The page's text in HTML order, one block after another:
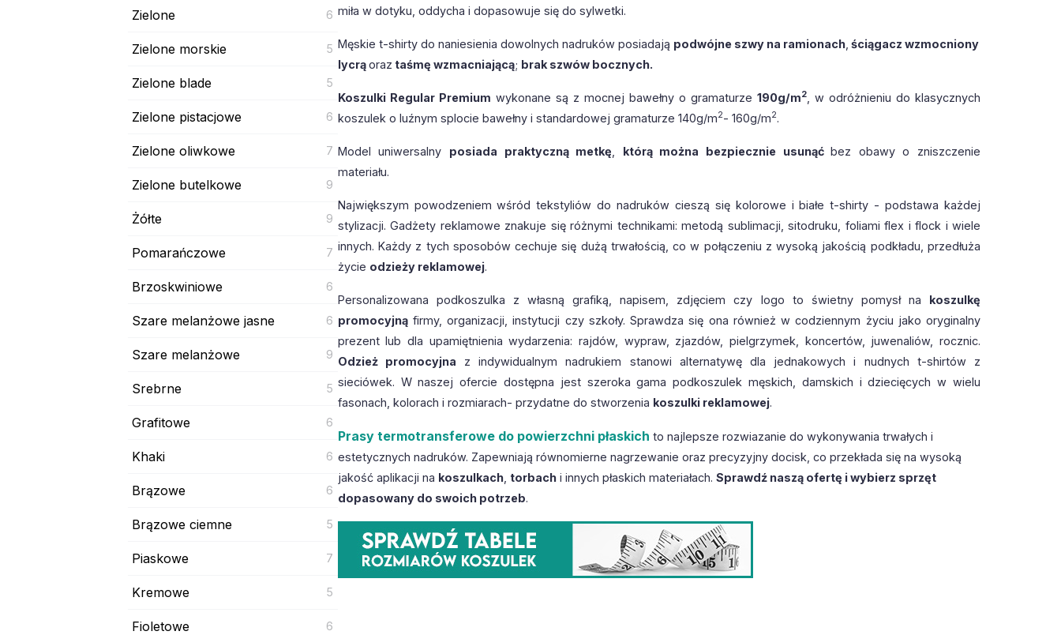
Zielone 6
Zielone morskie 5
Zielone blade 5
Zielone pistacjowe 6
Zielone oliwkowe 7
Zielone butelkowe 9
Żółte 9
Pomarańczowe 7
Brzoskwiniowe 6
Szare melanżowe jasne 6
Szare melanżowe 9
Srebrne 5
Grafitowe 6
Khaki 6
Brązowe 6
Brązowe ciemne 5
Piaskowe 7
Kremowe 5
Fioletowe 6
miła w dotyku, oddycha i dopasowuje się do sylwetki.
Męskie t-shirty do naniesienia dowolnych nadruków posiadają podwójne szwy na ramionach, ściągacz wzmocniony
lycrąoraz taśmę wzmacniającą; brak szwów bocznych.
Koszulki Regular Premium wykonane są z mocnej bawełny o gramaturze 190g/m2, w odróżnieniu do klasycznych
koszulek o luźnym splocie bawełny i standardowej gramaturze 140g/m2- 160g/m2.
Model uniwersalny posiada praktyczną metkę którą można bezpiecznie usunąćbez obawy o zniszczenie
materiału.
Największym powodzeniem wśród tekstyliów do nadruków cieszą się kolorowe i białe t-shirty - podstawa każdej
stylizacji. Gadżety reklamowe znakuje się różnymi technikami: metodą sublimacji, sitodruku, foliami flex i flock i wiele
innych. Każdy z tych sposobów cechuje się dużą trwałością, co w połączeniu z wysoką jakością podkładu, przedłuża
życie odzieży reklamowej.
Personalizowana podkoszulka z własną grafiką, napisem, zdjęciem czy logo to świetny pomysł na koszulkę
promocyjnąfirmy, organizacji, instytucji czy szkoły. Sprawdza się ona również w codziennym życiu jako oryginalny
prezent lub dla upamiętnienia wydarzenia: rajdów, wypraw, zjazdów, pielgrzymek, koncertów, juwenaliów, rocznic.
Odzież promocyjna z indywidualnym nadrukiem stanowi alternatywę dla jednakowych i nudnych t-shirtów z
sieciówek. W naszej ofercie dostępna jest szeroka gama podkoszulek męskich, damskich i dziecięcych w wielu
fasonach, kolorach i rozmiarach- przydatne do stworzenia koszulki reklamowej.
Prasy termotransferowe do powierzchni płaskich to najlepsze rozwiazanie do wykonywania trwałych i
estetycznych nadruków. Zapewniają równomierne nagrzewanie oraz precyzyjny docisk, co przekłada się na wysoką
jakość aplikacji na koszulkach, torbachi innych płaskich materiałach. Sprawdź naszą ofertę i wybierz sprzęt
dopasowany do swoich potrzeb.